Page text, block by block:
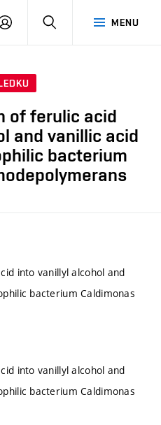
MENU
PŘIHLÁSIT
of ferulic acid
and vanillic acid
bacterium
into vanillyl alcohol and
bacterium Caldimonas
into vanillyl alcohol and
bacterium Caldimonas